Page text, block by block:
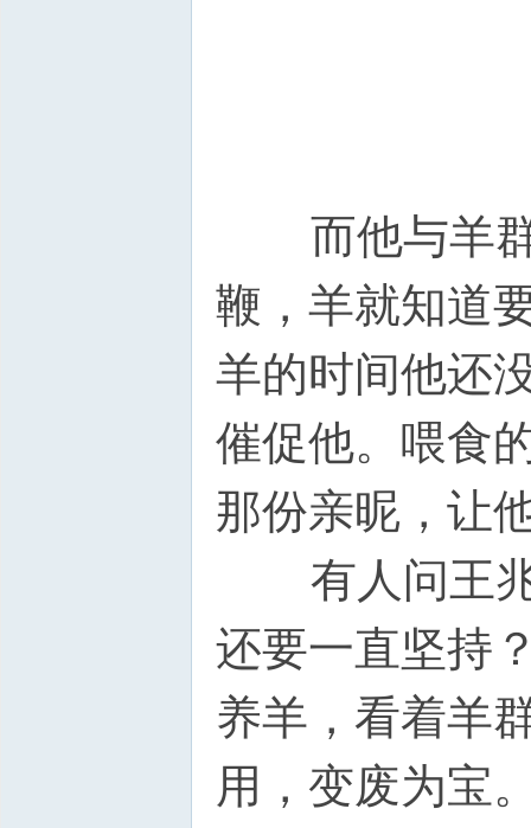
而他与羊群
鞭，羊就知道
羊的时间他还
催促他。喂食
那份亲昵，让
有人问王兆
还要一直坚持
养羊，看着羊
用，变废为宝